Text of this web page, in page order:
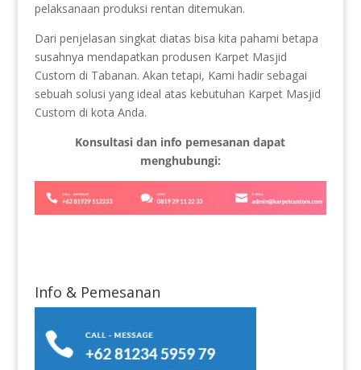
pelaksanaan produksi rentan ditemukan.
Dari penjelasan singkat diatas bisa kita pahami betapa
susahnya mendapatkan produsen Karpet Masjid
Custom di Tabanan. Akan tetapi, Kami hadir sebagai
sebuah solusi yang ideal atas kebutuhan Karpet Masjid
Custom di kota Anda.
Konsultasi dan info pemesanan dapat
menghubungi:
Info & Pemesanan